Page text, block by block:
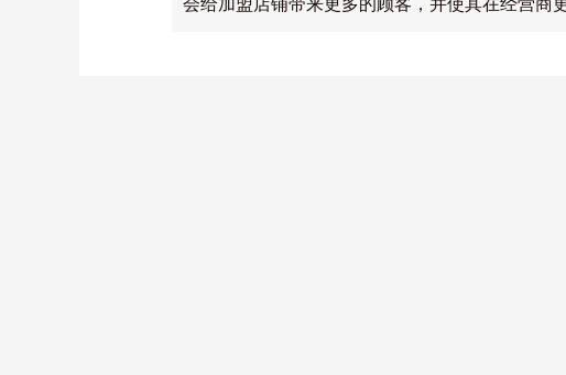
会给加盟店铺带来更多的顾客，并使其在经营商